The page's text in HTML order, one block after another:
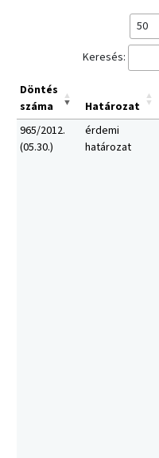
Keresés:
Döntés
száma
Határozat
965/2012.
(05.30.)
érdemi
határozat